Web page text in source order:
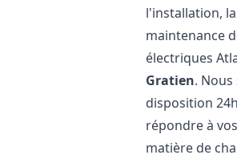
l'installation,
maintenance
électriques
Gratien.
disposition
répondre à
matière de